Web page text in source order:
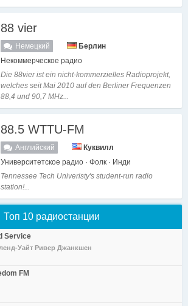
88 vier
Немецкий
Берлин
Некоммерческое радио
Die 88vier ist ein nicht-kommerzielles Radioprojekt,
welches seit Mai 2010 auf den Berliner Frequenzen
88,4 und 90,7 MHz...
88.5 WTTU-FM
Английский
Куквилл
Университетское радио · Фолк · Инди
Tennessee Tech Univeristy's student-run radio
station!...
Топ 10 радиостанции
Service
Уайт Ривер Джанкшен
FM